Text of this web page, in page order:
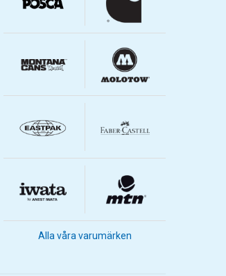
Alla våra varumärken